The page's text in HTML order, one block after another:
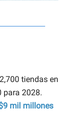
tiendas en
para 2028.
mil millones